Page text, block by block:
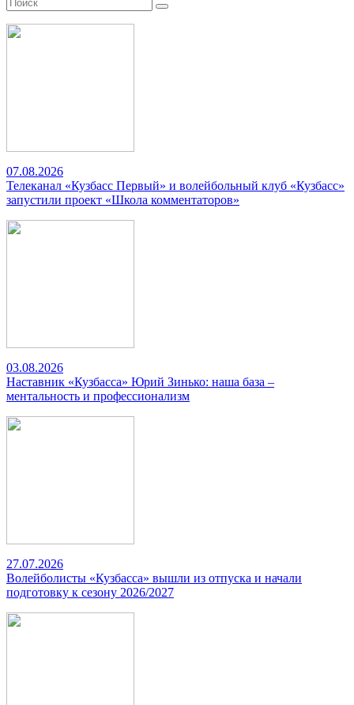
07.08.2026
Телеканал «Кузбасс Первый» и волейбольный клуб «Кузбасс»
запустили проект «Школа комментаторов»
03.08.2026
Наставник «Кузбасса» Юрий Зинько: наша база –
ментальность и профессионализм
27.07.2026
Волейболисты «Кузбасса» вышли из отпуска и начали
подготовку к сезону 2026/2027